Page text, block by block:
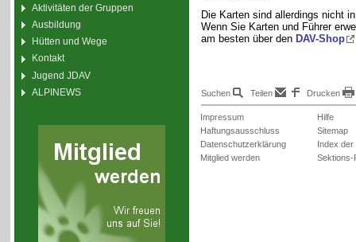
Aktivitäten der Gruppen
Ausbildung
Hütten und Wege
Kontakt
Jugend JDAV
ALPINEWS
Die Karten sind allerdings nicht
Wenn Sie Karten und Führer
am besten über den DAV-Shop
Suchen Teilen Drucken
Impressum
Haftungsausschluss
Datenschutzerklärung
Mitglied werden
Hilfe
Sitemap
Index der
Sektions-